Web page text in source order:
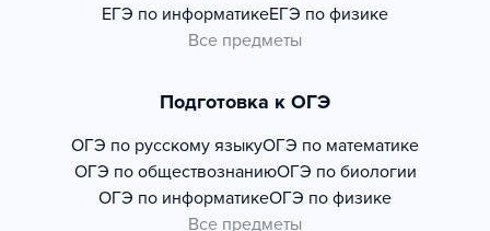
ЕГЭ по информатикеЕГЭ по физике
Все предметы
Подготовка к ОГЭ
ОГЭ по русскому языкуОГЭ по математике
ОГЭ по обществознаниюОГЭ по биологии
ОГЭ по информатикеОГЭ по физике
Все предметы